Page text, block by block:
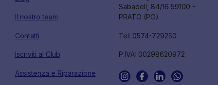
Il nostro team
Contatti
Iscriviti al Club
Assistenza e Riparazione
Sabadell, 84/16 59100 -
PRATO (PO)
Tel: 0574-729250
P.IVA: 00298620972